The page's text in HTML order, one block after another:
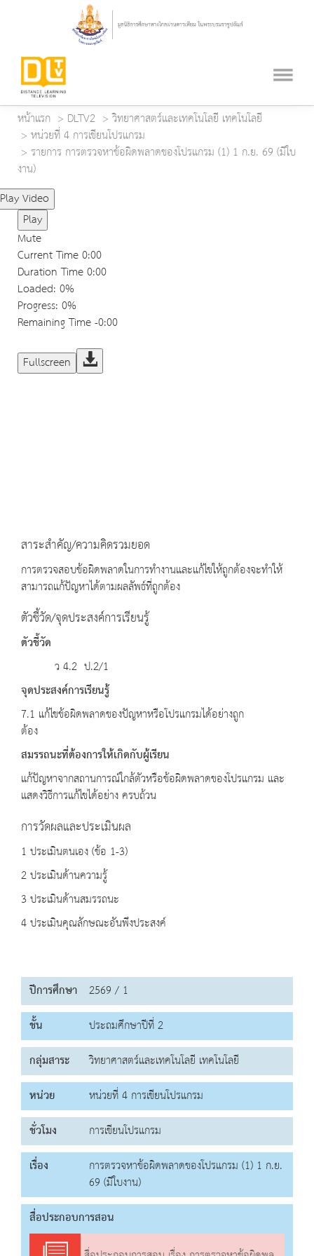
หน้าแรก DLTV2
วิทยาศาสตร์และเทคโนโลยี เทคโนโลยี
หน่วยที่ 4 การเขียนโปรแกรม
รายการ การตรวจหาข้อผิดพลาดของโปรแกรม (1) 1 ก.ย. 69 (มีใบ
งาน)
Play Video
Play
Mute
Current Time0:00
Duration Time0:00
Loaded: 0%
Progress: 0%
Remaining Time-0:00
Fullscreen
สาระสำคัญ/ความคิดรวมยอด
การตรวจสอบข้อผิดพลาดในการทำงานและแก้ไขให้ถูกต้องจะทำให้
สามารถแก้ปัญหาได้ตามผลลัพธ์ที่ถูกต้อง
ตัวชี้วัด/จุดประสงค์การเรียนรู้
ตัวชี้วัด
ว 4.2 ป.2/1
จุดประสงค์การเรียนรู้
7.1 แก้ไขข้อผิดพลาดของปัญหาหรือโปรแกรมได้อย่างถูก
ต้อง
สมรรถนะที่ต้องการให้เกิดกับผู้เรียน
แก้ปัญหาจากสถานการณ์ใกล้ตัวหรือข้อผิดพลาดของโปรแกรม และ
แสดงวิธีการแก้ไขได้อย่าง ครบถ้วน
การวัดผลและประเมินผล
1 ประเมินตนเอง (ข้อ 1-3)
2 ประเมินด้านความรู้
3 ประเมินด้านสมรรถนะ
4 ประเมินคุณลักษณะอันพึงประสงค์
ปีการศึกษา 2569 / 1
ชั้น
ประถมศึกษาปีที่ 2
กลุ่มสาระ
วิทยาศาสตร์และเทคโนโลยี เทคโนโลยี
หน่วย
หน่วยที่ 4 การเขียนโปรแกรม
ชั่วโมง
การเขียนโปรแกรม
เรื่อง
การตรวจหาข้อผิดพลาดของโปรแกรม (1) 1 ก.ย.
69 (มีใบงาน)
สื่อประกอบการสอน